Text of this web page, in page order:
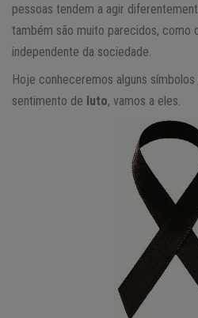
pessoas tendem a agir
também são muito parecidos, como
independente da sociedade.
Hoje conheceremos alguns
sentimento de luto, vamos a eles.